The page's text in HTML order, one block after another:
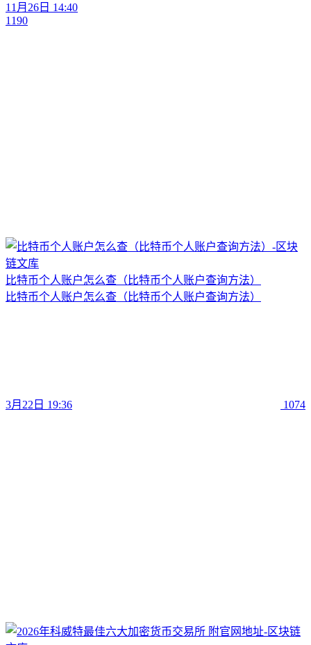
11月26日 14:40
1190
比特币个人账户怎么查（比特币个人账户查询方法）
比特币个人账户怎么查（比特币个人账户查询方法）
3月22日 19:36 1074